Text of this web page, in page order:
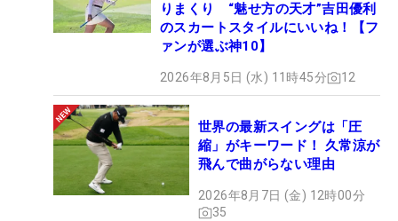
りまくり “魅せ方の天才”吉田優利
のスカートスタイルにいいね！【フ
ァンが選ぶ神10】
2026年8月5日 (水) 11時45分 12
世界の最新スイングは「圧
縮」がキーワード！ 久常涼が
飛んで曲がらない理由
2026年8月7日 (金) 12時00分
35